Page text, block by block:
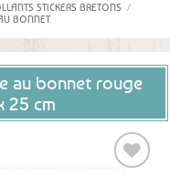
STICKERS BRETONS /
BONNET
au bonnet rouge
25 cm